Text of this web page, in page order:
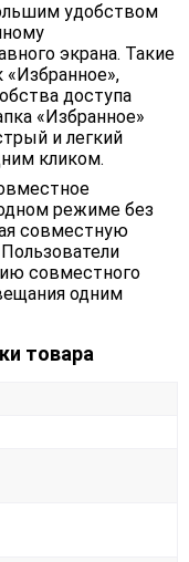
удобством
экрана. Такие
«Избранное»,
доступа
«Избранное»
и легкий
кликом.
режиме без
совместную
совместного
одним
товара